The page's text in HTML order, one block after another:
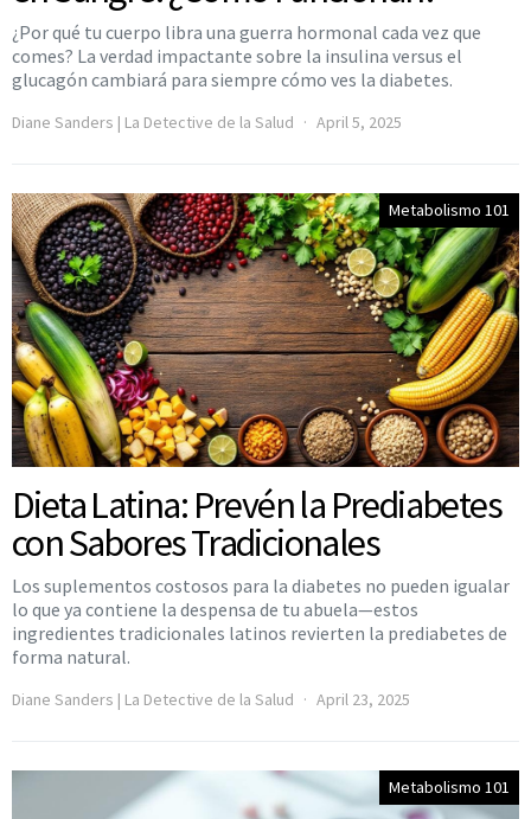
¿Por qué tu cuerpo libra una guerra hormonal cada vez que
comes? La verdad impactante sobre la insulina versus el
glucagón cambiará para siempre cómo ves la diabetes.
Diane Sanders | La Detective de la Salud April 5, 2025
Metabolismo 101
Dieta Latina: Prevén la Prediabetes
con Sabores Tradicionales
Los suplementos costosos para la diabetes no pueden igualar
lo que ya contiene la despensa de tu abuela—estos
ingredientes tradicionales latinos revierten la prediabetes de
forma natural.
Diane Sanders | La Detective de la Salud April 23, 2025
Metabolismo 101